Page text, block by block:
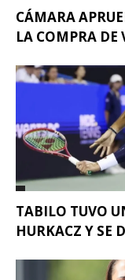
CÁMARA
LA COMPRA DE
TABILO TUVO
HURKACZ Y SE